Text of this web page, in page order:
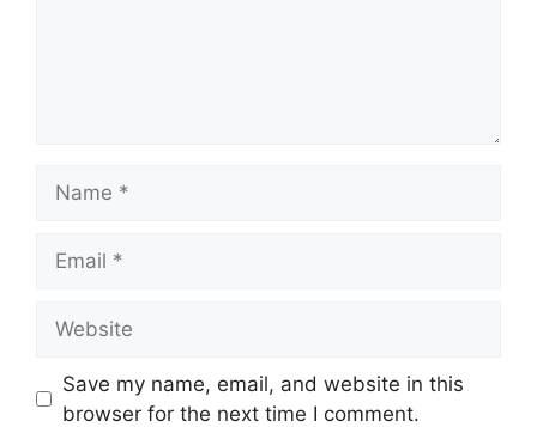
Save my name, email, and website in this
browser for the next time I comment.